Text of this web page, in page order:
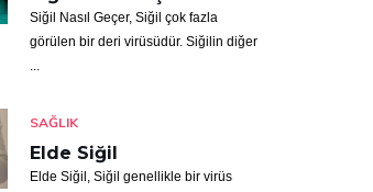
Siğil Nasıl Geçer, Siğil çok fazla
görülen bir deri virüsüdür. Siğilin diğer
...
SAĞLIK
Elde Siğil
Elde Siğil, Siğil genellikle bir virüs